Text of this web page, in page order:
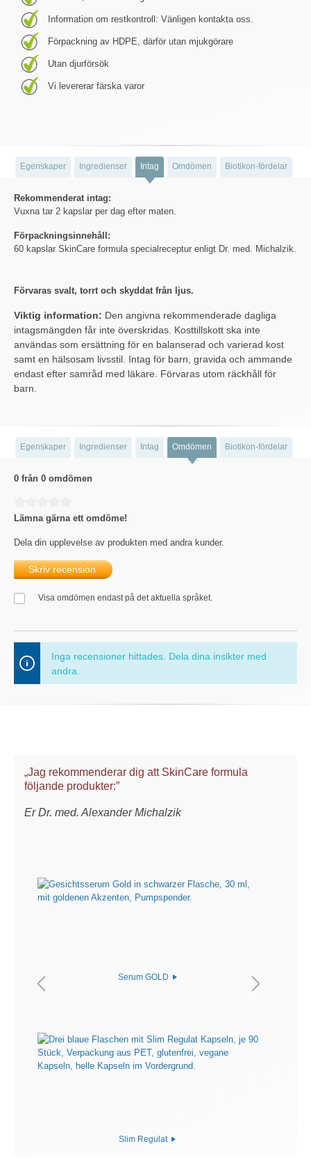
Information om restkontroll: Vänligen kontakta oss.
Förpackning av HDPE, därför utan mjukgörare
Utan djurförsök
Vi levererar färska varor
Egenskaper Ingredienser Intag Omdömen Biotikon-fördelar
Rekommenderat intag:
Vuxna tar 2 kapslar per dag efter maten.
Förpackningsinnehåll:
60 kapslar SkinCare formula specialreceptur enligt Dr. med. Michalzik.
Förvaras svalt, torrt och skyddat från ljus.
Viktig information: Den angivna rekommenderade dagliga
intagsmängden får inte överskridas. Kosttillskott ska inte
användas som ersättning för en balanserad och varierad kost
samt en hälsosam livsstil. Intag för barn, gravida och ammande
endast efter samråd med läkare. Förvaras utom räckhåll för
barn.
Egenskaper Ingredienser Intag Omdömen Biotikon-fördelar
0 från 0 omdömen
Lämna gärna ett omdöme!
Dela din upplevelse av produkten med andra kunder.
Skriv recension
Visa omdömen endast på det aktuella språket.
Inga recensioner hittades. Dela dina insikter med
andra.
„Jag rekommenderar dig att SkinCare formula
följande produkter:”
Er Dr. med. Alexander Michalzik
Serum GOLD
Slim Regulat